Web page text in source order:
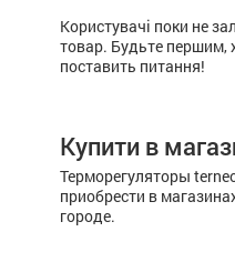
Користувачі поки не
товар. Будьте першим,
поставить питання!
Купити в
Терморегуляторы
приобрести в
городе.